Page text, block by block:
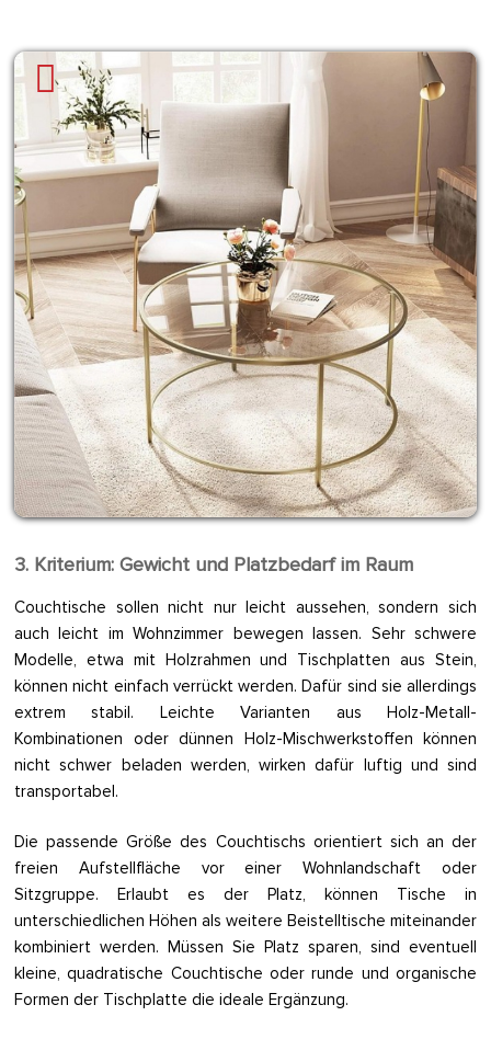
3. Kriterium: Gewicht und Platzbedarf im Raum
Couchtische sollen nicht nur leicht aussehen, sondern sich
auch leicht im Wohnzimmer bewegen lassen. Sehr schwere
Modelle, etwa mit Holzrahmen und Tischplatten aus Stein,
können nicht einfach verrückt werden. Dafür sind sie allerdings
extrem stabil. Leichte Varianten aus Holz-Metall-
Kombinationen oder dünnen Holz-Mischwerkstoffen können
nicht schwer beladen werden, wirken dafür luftig und sind
transportabel.
Die passende Größe des Couchtischs orientiert sich an der
freien Aufstellfläche vor einer Wohnlandschaft oder
Sitzgruppe. Erlaubt es der Platz, können Tische in
unterschiedlichen Höhen als weitere Beistelltische miteinander
kombiniert werden. Müssen Sie Platz sparen, sind eventuell
kleine, quadratische Couchtische oder runde und organische
Formen der Tischplatte die ideale Ergänzung.